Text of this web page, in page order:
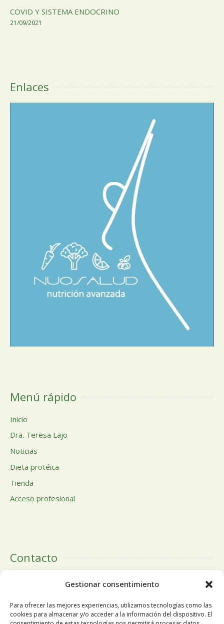
Gestionar consentimiento
Para ofrecer las mejores experiencias, utilizamos tecnologías como las
cookies para almacenar y/o acceder a la información del dispositivo. El
COVID Y SISTEMA ENDOCRINO
21/09/2021
Enlaces
Menú rápido
Inicio
Dra. Teresa Lajo
Noticias
Dieta protéica
Tienda
Acceso profesional
Contacto
Calle Doctor Calero, 19 Centro Comercial El Tutti 1ª Planta,